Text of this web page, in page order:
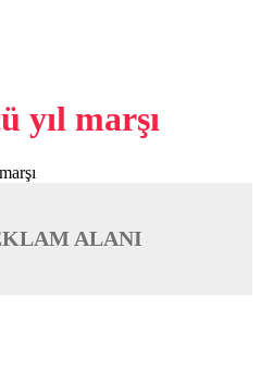
yıl marşı
ALANI